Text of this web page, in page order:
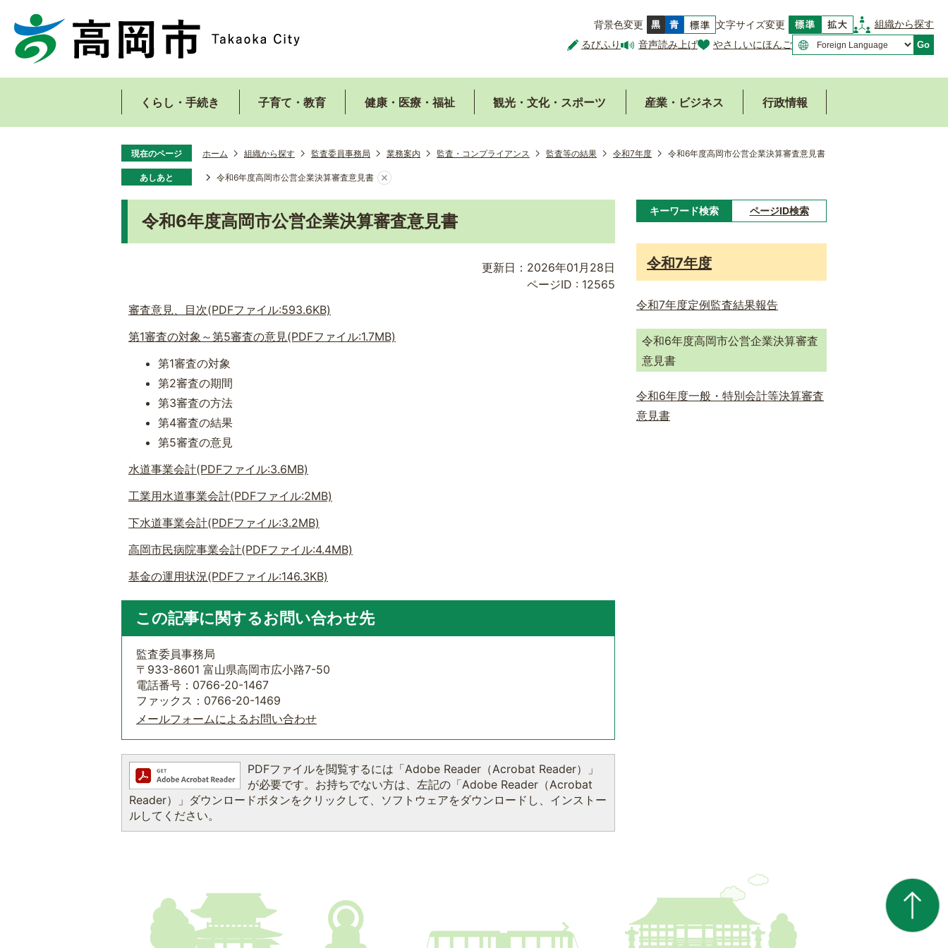
背景色変更 文字サイズ変更
組織から探す
るびふり
音声読み上げ やさしいにほんご Go
くらし・手続き 子育て・教育 健康・医療・福祉 観光・文化・スポーツ 産業・ビジネス 行政情報
現在のページ ホーム 組織から探す 監査委員事務局 業務案内 監査・コンプライアンス 監査等の結果 令和7年度 令和6年度高岡市公営企業決算審査意見書
あしあと 令和6年度高岡市公営企業決算審査意見書
令和6年度高岡市公営企業決算審査意見書
更新日：2026年01月28日
ページID : 12565
審査意見、目次(PDFファイル:593.6KB)
第1審査の対象～第5審査の意見(PDFファイル:1.7MB)
第1審査の対象
第2審査の期間
第3審査の方法
第4審査の結果
第5審査の意見
水道事業会計(PDFファイル:3.6MB)
工業用水道事業会計(PDFファイル:2MB)
下水道事業会計(PDFファイル:3.2MB)
高岡市民病院事業会計(PDFファイル:4.4MB)
基金の運用状況(PDFファイル:146.3KB)
この記事に関するお問い合わせ先
監査委員事務局
〒933-8601 富山県高岡市広小路7-50
電話番号：0766-20-1467
ファックス：0766-20-1469
メールフォームによるお問い合わせ
PDFファイルを閲覧するには「Adobe Reader（Acrobat Reader）」
が必要です。お持ちでない方は、左記の「Adobe Reader（Acrobat
Reader）」ダウンロードボタンをクリックして、ソフトウェアをダウンロードし、インストー
ルしてください。
キーワード検索 ページID検索
ワ
ー
検
索
令和7年度
令和7年度定例監査結果報告
令和6年度高岡市公営企業決算審査
意見書
令和6年度一般・特別会計等決算審査
意見書